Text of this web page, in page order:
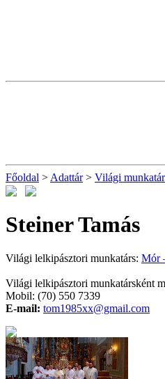
Főoldal > Adattár> Világi
Steiner Tamás
Világi lelkipásztori munkatárs: Mór
Világi lelkipásztori munkatársként
Mobil: (70) 550 7339
E-mail: tom1985xx@gmail.com